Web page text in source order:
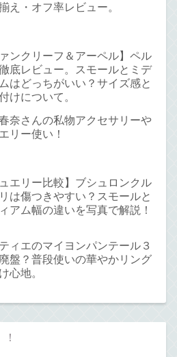
え・オフ率レビュー。
ァンクリーフ＆アーペル】ペル
底レビュー。スモールとミデ
はどっちがいい？サイズ感と
けについて。
奈さんの私物アクセサリーや
リー使い！
ュエリー比較】ブシュロンクル
は傷つきやすい？スモールと
アム幅の違いを写真で解説！
ィエのマイヨンパンテール３
盤？普段使いの華やかリング
心地。